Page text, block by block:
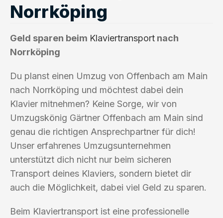
Norrköping
Geld sparen beim Klaviertransport nach
Norrköping
Du planst einen Umzug von Offenbach am Main
nach Norrköping und möchtest dabei dein
Klavier mitnehmen? Keine Sorge, wir von
Umzugskönig Gärtner Offenbach am Main sind
genau die richtigen Ansprechpartner für dich!
Unser erfahrenes Umzugsunternehmen
unterstützt dich nicht nur beim sicheren
Transport deines Klaviers, sondern bietet dir
auch die Möglichkeit, dabei viel Geld zu sparen.
Beim Klaviertransport ist eine professionelle